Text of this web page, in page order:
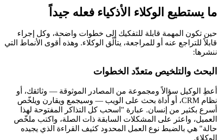
ما يستطيع الوكلاء الأذكياء فعله جيداً
حين تكون المهمة قابلة للتفكيك إلى خطوات واضحة، وكل إجراء
قابلاً للتراجع عنه أو للمراجعة، يتألّق الوكلاء. وهذه أقوى الأنماط التي
ننشرها:
البحث والتلخيص متعدّد الخطوات
أعطِ الوكيل سؤالاً ومجموعة من المصادر الموثوقة — وثائقك، أو
نظام CRM، أو أداة بحث على الويب — وسيجمع ويقارن ويلخّص
أسرع بكثير من إنسان. عبارة "اسحب كل التذاكر المفتوحة لهذا
العميل، واعثر على المشكلات السابقة ذات الصلة، واكتب ملخّص
حالة" هي بالضبط نوع العمل المحدود كثيف القراءة الذي يجيده
الوكلاء.